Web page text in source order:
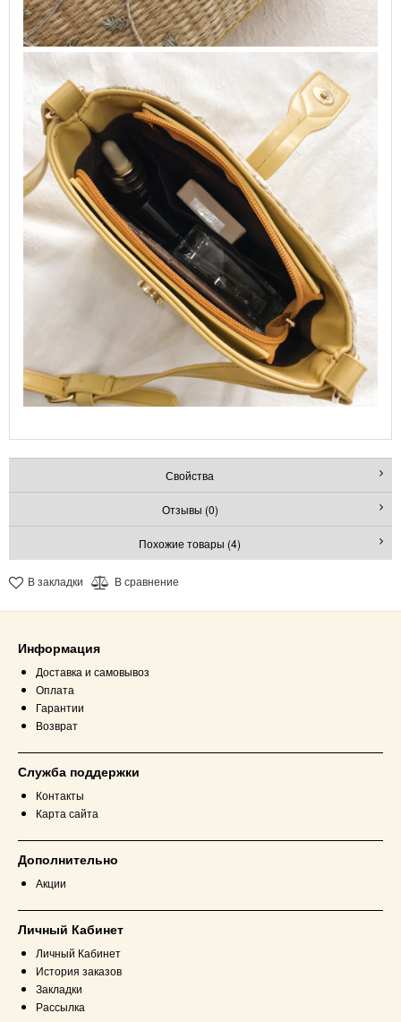
Свойства
Отзывы (0)
Похожие товары (4)
В закладки В сравнение
Информация
Доставка и самовывоз
Оплата
Гарантии
Возврат
Служба поддержки
Контакты
Карта сайта
Дополнительно
Акции
Личный Кабинет
Личный Кабинет
История заказов
Закладки
Рассылка